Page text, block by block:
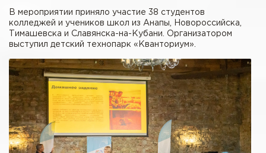
В мероприятии приняло участие 38 студентов
колледжей и учеников школ из Анапы, Новороссийска,
Тимашевска и Славянска-на-Кубани. Организатором
выступил детский технопарк «Кванториум».